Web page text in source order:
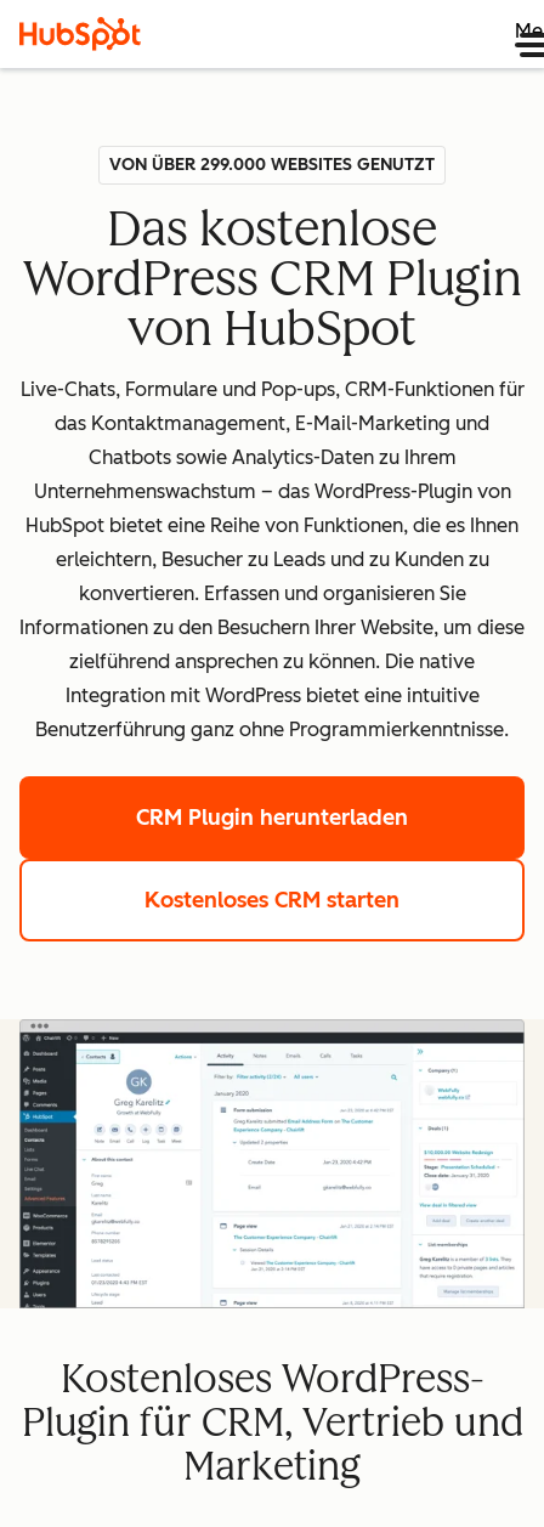
VON ÜBER 299.000 WEBSITES GENUTZT
Das kostenlose
WordPress CRM Plugin
von HubSpot
Live-Chats, Formulare und Pop-ups, CRM-Funktionen für
das Kontaktmanagement, E-Mail-Marketing und
Chatbots sowie Analytics-Daten zu Ihrem
Unternehmenswachstum – das WordPress-Plugin von
HubSpot bietet eine Reihe von Funktionen, die es Ihnen
erleichtern, Besucher zu Leads und zu Kunden zu
konvertieren. Erfassen und organisieren Sie
Informationen zu den Besuchern Ihrer Website, um diese
zielführend ansprechen zu können. Die native
Integration mit WordPress bietet eine intuitive
Benutzerführung ganz ohne Programmierkenntnisse.
CRM Plugin herunterladen
Kostenloses CRM starten
Kostenloses WordPress-
Plugin für CRM, Vertrieb und
Marketing